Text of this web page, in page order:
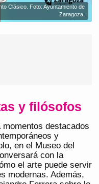
Clásico. Foto: Ayuntamiento de
Zaragoza.
y filósofos
destacados
y
en el Museo del
con la
el arte puede servir
modernas. Además,